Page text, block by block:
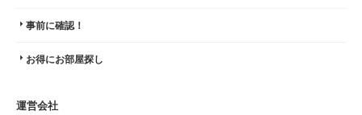
事前に確認！
お得にお部屋探し
運営会社